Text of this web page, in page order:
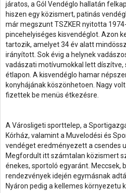
járatos, a Gól Vendéglo hallatán
hiszen egy közismert, patinás
már megszunt TSZKER nyitotta
pincehelyiséges kisvendéglot. Azon
tartozik, amelyet 34 év alatt
irányított. Sok évig a helynek
vadászati motívumokkal lett díszítve,
étlapon. A kisvendéglo hamar
konyhájának köszönhetoen. Nagy
fizettek be menüs étkezésre.
A Városligeti sporttelep, a
Kórház, valamint a Muvelodési és
vendéget eredményezett a csendes
Megfordult itt számtalan közismert
énekes, sportoló egyaránt. Meccsek,
rendezvények idején egymásnak
Nyáron pedig a kellemes környezetu